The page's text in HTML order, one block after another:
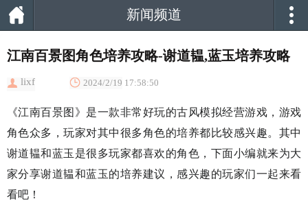
新闻频道
江南百景图角色培养攻略-谢道韫,蓝玉培养攻略
lixf 2024/2/19 17:58:50
《江南百景图》是一款非常好玩的古风模拟经营游戏，游戏
角色众多，玩家对其中很多角色的培养都比较感兴趣。其中
谢道韫和蓝玉是很多玩家都喜欢的角色，下面小编就来为大
家分享谢道韫和蓝玉的培养建议，感兴趣的玩家们一起来看
看吧！